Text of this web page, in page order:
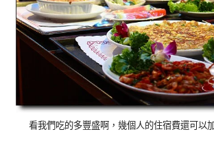
看我們吃的多豐盛啊，幾個人的住宿費還可以